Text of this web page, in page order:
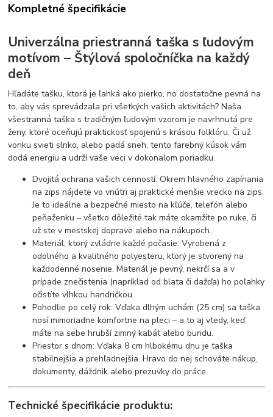
Kompletné špecifikácie
Univerzálna priestranná taška s ľudovým
motívom – Štýlová spoločníčka na každý
deň
Hľadáte tašku, ktorá je ľahká ako pierko, no dostatočne pevná na
to, aby vás sprevádzala pri všetkých vašich aktivitách? Naša
všestranná taška s tradičným ľudovým vzorom je navrhnutá pre
ženy, ktoré oceňujú praktickosť spojenú s krásou folklóru. Či už
vonku svieti slnko, alebo padá sneh, tento farebný kúsok vám
dodá energiu a udrží vaše veci v dokonalom poriadku.
Dvojitá ochrana vašich cenností: Okrem hlavného zapínania
na zips nájdete vo vnútri aj praktické menšie vrecko na zips.
Je to ideálne a bezpečné miesto na kľúče, telefón alebo
peňaženku – všetko dôležité tak máte okamžite po ruke, či
už ste v mestskej doprave alebo na nákupoch.
Materiál, ktorý zvládne každé počasie: Vyrobená z
odolného a kvalitného polyesteru, ktorý je stvorený na
každodenné nosenie. Materiál je pevný, nekrčí sa a v
prípade znečistenia (napríklad od blata či dažďa) ho poľahky
očistíte vlhkou handričkou.
Pohodlie po celý rok: Vďaka dlhým uchám (25 cm) sa taška
nosí mimoriadne komfortne na pleci – a to aj vtedy, keď
máte na sebe hrubší zimný kabát alebo bundu.
Priestor s dnom: Vďaka 8 cm hlbokému dnu je taška
stabilnejšia a prehľadnejšia. Hravo do nej schováte nákup,
dokumenty, dáždnik alebo prezuvky do práce.
Technické špecifikácie produktu: